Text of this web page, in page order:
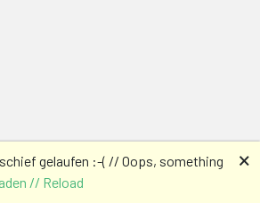
gelaufen :-( // Oops, something
// Reload
🗙